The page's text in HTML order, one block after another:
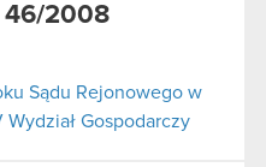
46/2008
Sądu Rejonowego w
Gospodarczy